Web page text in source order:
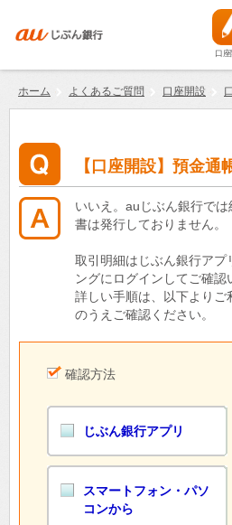
口座
ホーム よくあるご質問 口座開設
【口座開設】預金通
いいえ。auじぶん銀行で
書は発行しておりません。
取引明細はじぶん銀行アプ
ングにログインしてご確認
詳しい手順は、以下よりご
のうえご確認ください。
確認方法
じぶん銀行アプリ
スマートフォン・パソ
コンから